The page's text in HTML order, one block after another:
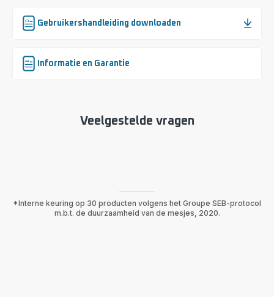
Gebruikershandleiding downloaden
Informatie en Garantie
Veelgestelde vragen
*Interne keuring op 30 producten volgens het Groupe SEB-protocol
m.b.t. de duurzaamheid van de mesjes, 2020.